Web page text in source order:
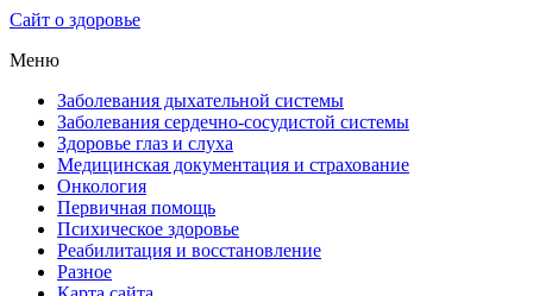
Сайт о здоровье
Меню
Заболевания дыхательной системы
Заболевания сердечно-сосудистой системы
Здоровье глаз и слуха
Медицинская документация и страхование
Онкология
Первичная помощь
Психическое здоровье
Реабилитация и восстановление
Разное